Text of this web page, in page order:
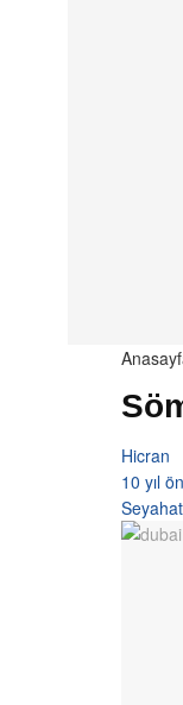
Hicran
10 yıl
Seyahat